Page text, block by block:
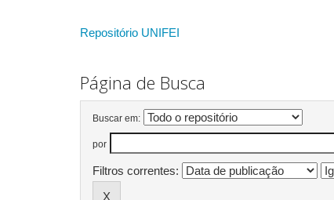
Repositório UNIFEI
Página de Busca
Buscar em:
por
Filtros correntes: